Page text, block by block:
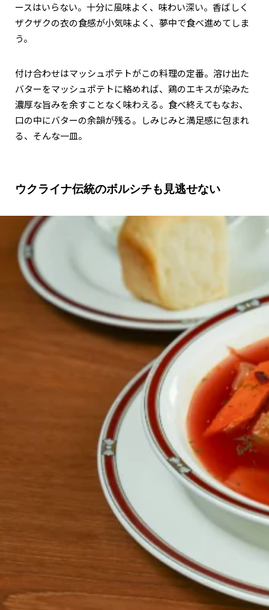
ースはいらない。十分に風味よく、味わい深い。香ばしく
ザクザクの衣の食感が小気味よく、夢中で食べ進めてしま
う。
付け合わせはマッシュポテトがこの料理の定番。溶け出た
バターをマッシュポテトに絡めれば、鶏のエキスが染みた
濃厚な旨みを余すことなく味わえる。食べ終えてもなお、
口の中にバターの余韻が残る。しみじみと満足感に包まれ
る、そんな一皿。
ウクライナ伝統のボルシチも見逃せない